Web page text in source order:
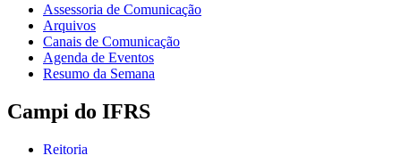
Assessoria de Comunicação
Arquivos
Canais de Comunicação
Agenda de Eventos
Resumo da Semana
Campi do IFRS
Reitoria